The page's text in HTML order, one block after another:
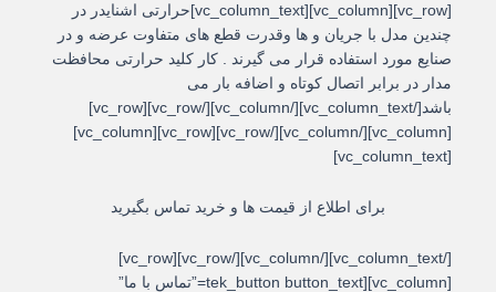
[vc_row][vc_column][vc_column_text]حرارتی اشنایدر در
چندین مدل با جریان و ها وقدرت قطع های متفاوت عرضه و در
صنایع مورد استفاده قرار می گیرند . کار کلید حرارتی محافظت
مدار در برابر اتصال کوتاه و اضافه بار می
باشد[/vc_column_text][/vc_column][/vc_row][vc_row]
[vc_column][/vc_column][/vc_row][vc_row][vc_column]
برای اطلاع از قیمت ها و خرید تماس بگیرید
[/vc_column_text][/vc_column][/vc_row][vc_row]
[vc_column][tek_button button_text=”تماس با ما”